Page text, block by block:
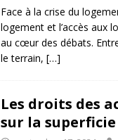
Face à la crise du
logement et l’accès aux
au cœur des débats.
le terrain, […]
Les droits des
sur la